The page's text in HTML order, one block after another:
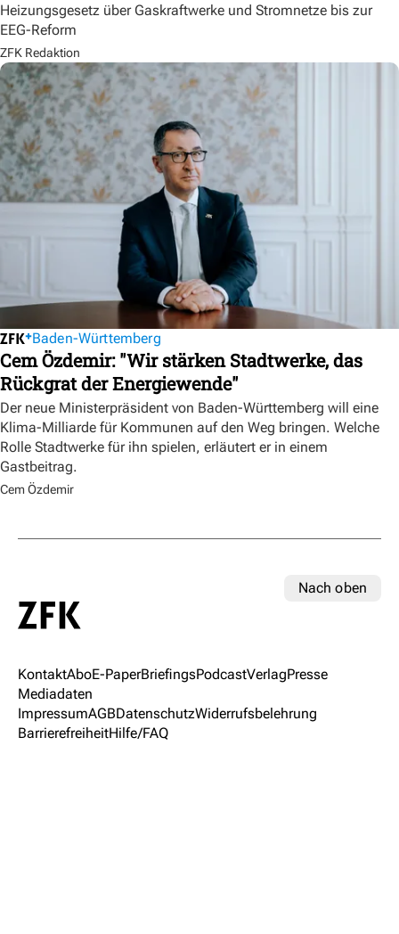
Heizungsgesetz über Gaskraftwerke und Stromnetze bis zur
EEG-Reform
ZFK Redaktion
Baden-Württemberg
Cem Özdemir: "Wir stärken Stadtwerke, das
Rückgrat der Energiewende"
Der neue Ministerpräsident von Baden-Württemberg will eine
Klima-Milliarde für Kommunen auf den Weg bringen. Welche
Rolle Stadtwerke für ihn spielen, erläutert er in einem
Gastbeitrag.
Cem Özdemir
Nach oben
KontaktAboE-PaperBriefingsPodcastVerlagPresse
Mediadaten
ImpressumAGBDatenschutzWiderrufsbelehrung
BarrierefreiheitHilfe/FAQ